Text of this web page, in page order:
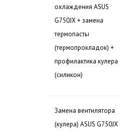
охлаждения ASUS
G750JX + замена
термопасты
(термопрокладок) +
профилактика кулера
(силикон)
Замена вентилятора
(кулера) ASUS G750JX